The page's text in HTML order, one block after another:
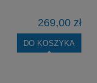
269,00 zł
DO KOSZYKA